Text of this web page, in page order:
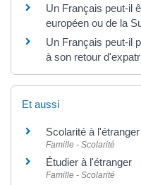
Un Français peut-il
européen ou de la
Un Français peut-il
à son retour
Et aussi
Scolarité à l'étranger
Famille - Scolarité
Étudier à l'étranger
Famille - Scolarité